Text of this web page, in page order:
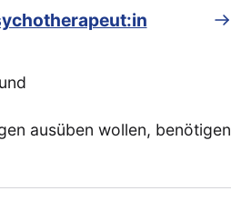
ausüben wollen, benötigen